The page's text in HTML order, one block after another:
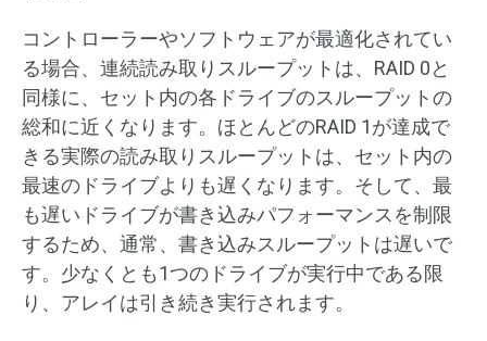
コントローラーやソフトウェアが最適化されてい
る場合、連続読み取りスループットは、RAID 0と
同様に、セット内の各ドライブのスループットの
総和に近くなります。ほとんどのRAID 1が達成で
きる実際の読み取りスループットは、セット内の
最速のドライブよりも遅くなります。そして、最
も遅いドライブが書き込みパフォーマンスを制限
するため、通常、書き込みスループットは遅いで
す。少なくとも1つのドライブが実行中である限
り、アレイは引き続き実行されます。